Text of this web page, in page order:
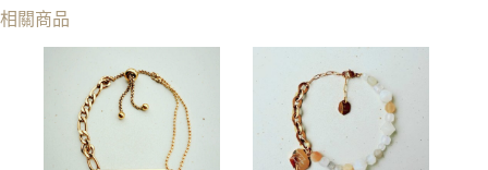
相關商品